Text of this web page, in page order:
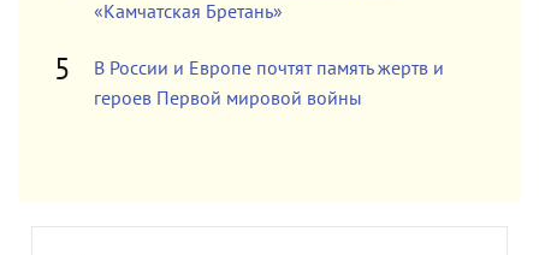
«Камчатская Бретань»
В России и Европе почтят память жертв и
героев Первой мировой войны